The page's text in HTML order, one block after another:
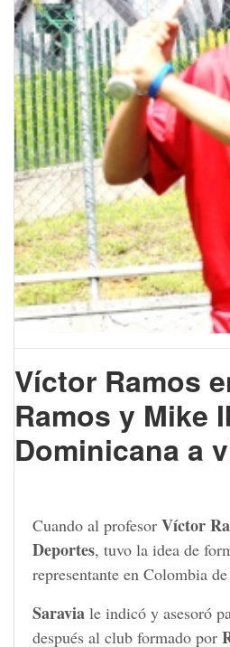
Víctor Ramos
Ramos y Mike
Dominicana a
Cuando al profesor Víctor
Deportes, tuvo la idea de
representante en Colombia
Saravia le indicó y asesoró
después al club formado por